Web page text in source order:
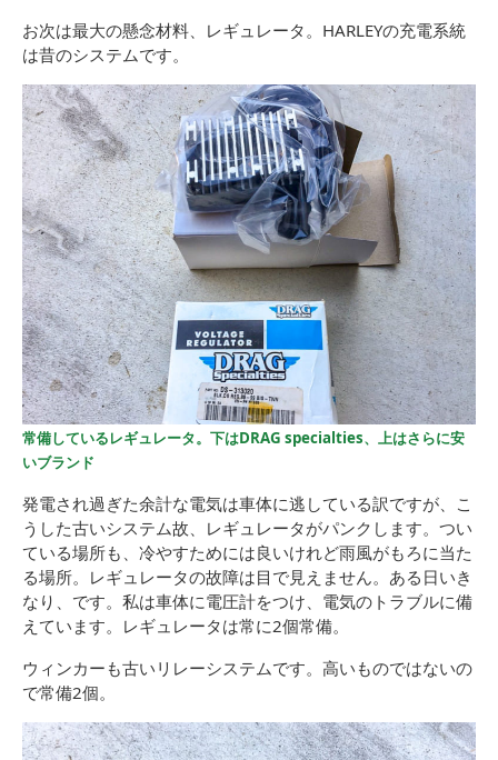
お次は最大の懸念材料、レギュレータ。HARLEYの充電系統
は昔のシステムです。
常備しているレギュレータ。下はDRAG specialties、上はさらに安
いブランド
発電され過ぎた余計な電気は車体に逃している訳ですが、こ
うした古いシステム故、レギュレータがパンクします。つい
ている場所も、冷やすためには良いけれど雨風がもろに当た
る場所。レギュレータの故障は目で見えません。ある日いき
なり、です。私は車体に電圧計をつけ、電気のトラブルに備
えています。レギュレータは常に2個常備。
ウィンカーも古いリレーシステムです。高いものではないの
で常備2個。